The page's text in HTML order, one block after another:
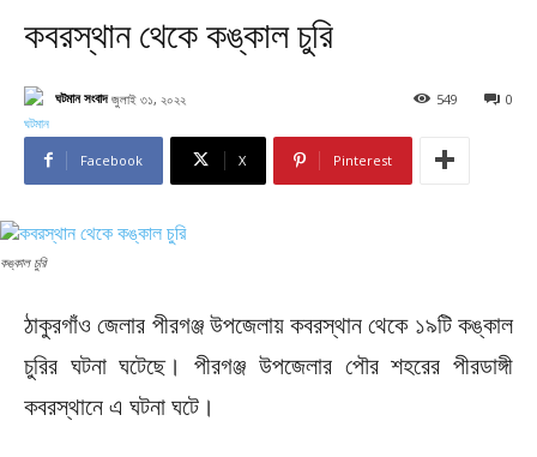
কবরস্থান থেকে কঙ্কাল চুরি
ঘটমান সংবাদ জুলাই ৩১, ২০২২ 0
549
Facebook X Pinterest
কঙ্কাল চুরি
ঠাকুরগাঁও জেলার পীরগঞ্জ উপজেলায় কবরস্থান থেকে ১৯টি কঙ্কাল
চুরির ঘটনা ঘটেছে। পীরগঞ্জ উপজেলার পৌর শহরের পীরডাঙ্গী
কবরস্থানে এ ঘটনা ঘটে।